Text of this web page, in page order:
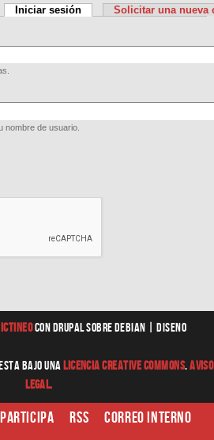
Iniciar sesión (solapa activa)
Solicitar una nueva
nombre de usuario.
con Drupal sobre Debian |diseno
bajo una Licencia Creative Commons.Aviso
Legal.
Participa RSS
Correo interno